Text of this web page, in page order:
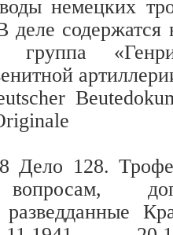
немецких
деле
группа
Дело 128.
разведданные